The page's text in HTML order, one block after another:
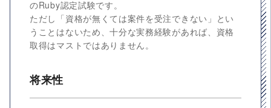
のRuby認定試験です。
ただし「資格が無くては案件を受注できない」とい
うことはないため、十分な実務経験があれば、資格
取得はマストではありません。
将来性